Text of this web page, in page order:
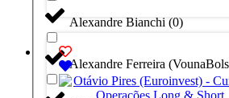
Alexandre Bianchi (0)
Alexandre Ferreira